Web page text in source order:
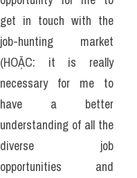
get in touch with the
job-hunting market
(HOẶC: it is really
necessary for me to
have a better
understanding of all the
diverse job
opportunities and